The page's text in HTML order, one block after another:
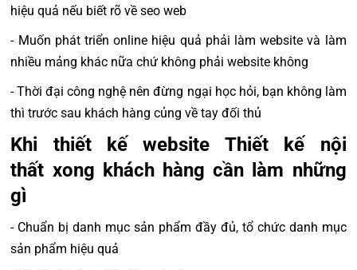
hiệu quả nếu biết rõ về seo web
- Muốn phát triển online hiệu quả phải làm website và làm
nhiều mảng khác nữa chứ không phải website không
- Thời đại công nghệ nên đừng ngại học hỏi, bạn không làm
thì trước sau khách hàng củng về tay đối thủ
Khi thiết kế website Thiết kế nội
thất xong khách hàng cần làm những
gì
- Chuẩn bị danh mục sản phẩm đầy đủ, tổ chức danh mục
sản phẩm hiệu quả